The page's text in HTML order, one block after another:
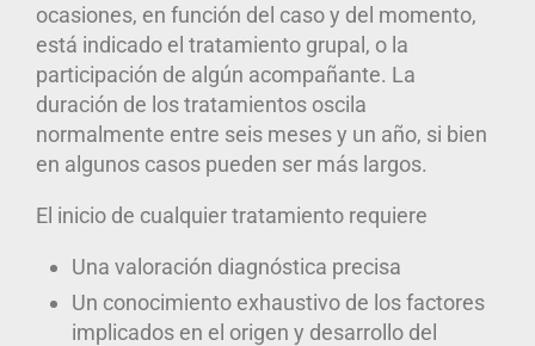
ocasiones, en función del caso y del momento,
está indicado el tratamiento grupal, o la
participación de algún acompañante. La
duración de los tratamientos oscila
normalmente entre seis meses y un año, si bien
en algunos casos pueden ser más largos.
El inicio de cualquier tratamiento requiere
Una valoración diagnóstica precisa
Un conocimiento exhaustivo de los factores
implicados en el origen y desarrollo del